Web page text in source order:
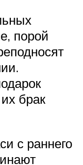
порой
брак
с раннего